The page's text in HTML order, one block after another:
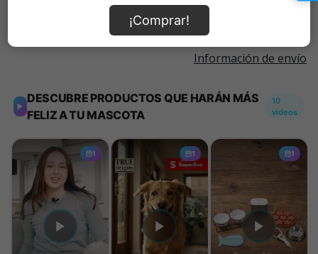
Información de envío
¡Comprar!